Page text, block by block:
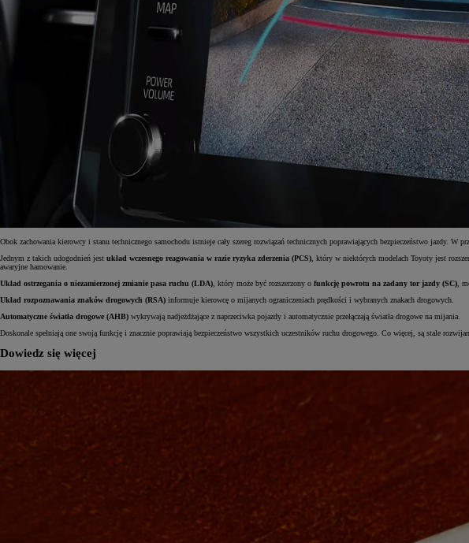
Obok zachowania kierowcy i stanu technicznego samochodu istnieje cały szereg rozwiązań technicznych poprawiających bezpieczeństwo jazdy. W
Jednym z takich udogodnień jest układ wczesnego reagowania w razie ryzyka zderzenia (PCS) , który w niektórych modelach Toyoty jest
awaryjne hamowanie.
Układ ostrzegania o niezamierzonej zmianie pasa ruchu (LDA) , który może być rozszerzony o funkcję powrotu na zadany tor jazdy (SC) ,
Układ rozpoznawania znaków drogowych (RSA) informuje kierowcę o mijanych ograniczeniach prędkości i wybranych znakach drogowych.
Automatyczne światła drogowe (AHB) wykrywają nadjeżdżające z naprzeciwka pojazdy i automatycznie przełączają światła drogowe na mijania.
Doskonale spełniają one swoją funkcję i znacznie poprawiają bezpieczeństwo wszystkich uczestników ruchu drogowego. Co więcej, są stale
Dowiedz się więcej